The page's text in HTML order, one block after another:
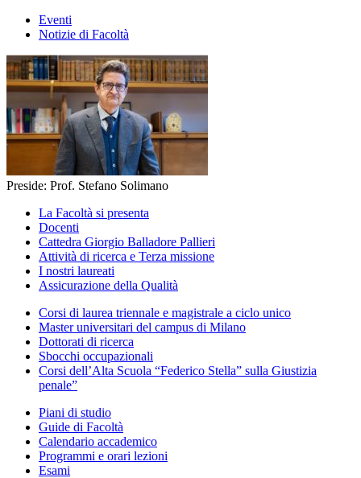
Eventi
Notizie di Facoltà
Preside: Prof. Stefano Solimano
La Facoltà si presenta
Docenti
Cattedra Giorgio Balladore Pallieri
Attività di ricerca e Terza missione
I nostri laureati
Assicurazione della Qualità
Corsi di laurea triennale e magistrale a ciclo unico
Master universitari del campus di Milano
Dottorati di ricerca
Sbocchi occupazionali
Corsi dell’Alta Scuola “Federico Stella” sulla Giustizia
penale”
Piani di studio
Guide di Facoltà
Calendario accademico
Programmi e orari lezioni
Esami